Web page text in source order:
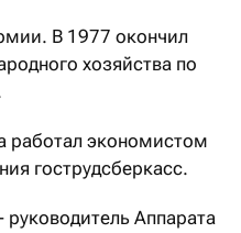
В 1977 окончил
хозяйства по
работал экономистом
гострудсберкасс.
Аппарата